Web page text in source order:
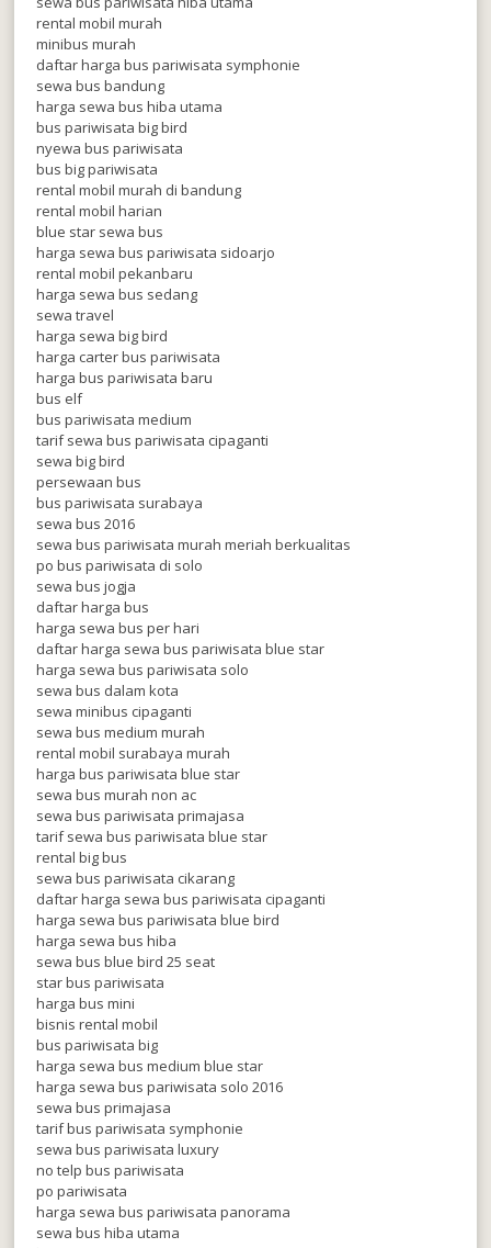
rental mobil murah
minibus murah
daftar harga bus pariwisata symphonie
sewa bus bandung
harga sewa bus hiba utama
bus pariwisata big bird
nyewa bus pariwisata
bus big pariwisata
rental mobil murah di bandung
rental mobil harian
blue star sewa bus
harga sewa bus pariwisata sidoarjo
rental mobil pekanbaru
harga sewa bus sedang
sewa travel
harga sewa big bird
harga carter bus pariwisata
harga bus pariwisata baru
bus elf
bus pariwisata medium
tarif sewa bus pariwisata cipaganti
sewa big bird
persewaan bus
bus pariwisata surabaya
sewa bus 2016
sewa bus pariwisata murah meriah berkualitas
po bus pariwisata di solo
sewa bus jogja
daftar harga bus
harga sewa bus per hari
daftar harga sewa bus pariwisata blue star
harga sewa bus pariwisata solo
sewa bus dalam kota
sewa minibus cipaganti
sewa bus medium murah
rental mobil surabaya murah
harga bus pariwisata blue star
sewa bus murah non ac
sewa bus pariwisata primajasa
tarif sewa bus pariwisata blue star
rental big bus
sewa bus pariwisata cikarang
daftar harga sewa bus pariwisata cipaganti
harga sewa bus pariwisata blue bird
harga sewa bus hiba
sewa bus blue bird 25 seat
star bus pariwisata
harga bus mini
bisnis rental mobil
bus pariwisata big
harga sewa bus medium blue star
harga sewa bus pariwisata solo 2016
sewa bus primajasa
tarif bus pariwisata symphonie
sewa bus pariwisata luxury
no telp bus pariwisata
po pariwisata
harga sewa bus pariwisata panorama
sewa bus hiba utama